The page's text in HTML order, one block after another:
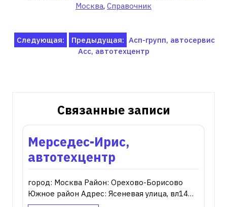
Москва, Справочник
НавигацияПредыдущая: Асп-групп, автосервис
Следующая:
Асс, автотехцентр
Связанные записи
Мерседес-Ирис,
автотехцентр
город: Москва Район: Орехово-Борисово
Южное район Адрес: Ясеневая улица, вл14…